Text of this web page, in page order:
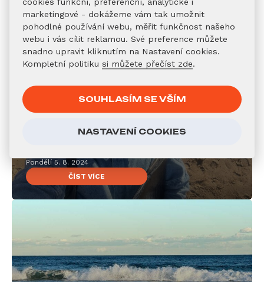
Dominika: Našla jsem místo, kterému
Pondělí 5. 8. 2024
ČÍST VÍCE
cookies funkční, preferenční, analytické i
marketingové - dokážeme vám tak umožnit
pohodlné používání webu, měřit funkčnost našeho
webu i vás cílit reklamou. Své preference můžete
snadno upravit kliknutím na Nastavení cookies.
Kompletní politikusi můžete přečíst zde.
SOUHLASÍM SE VŠÍM
NASTAVENÍ COOKIES